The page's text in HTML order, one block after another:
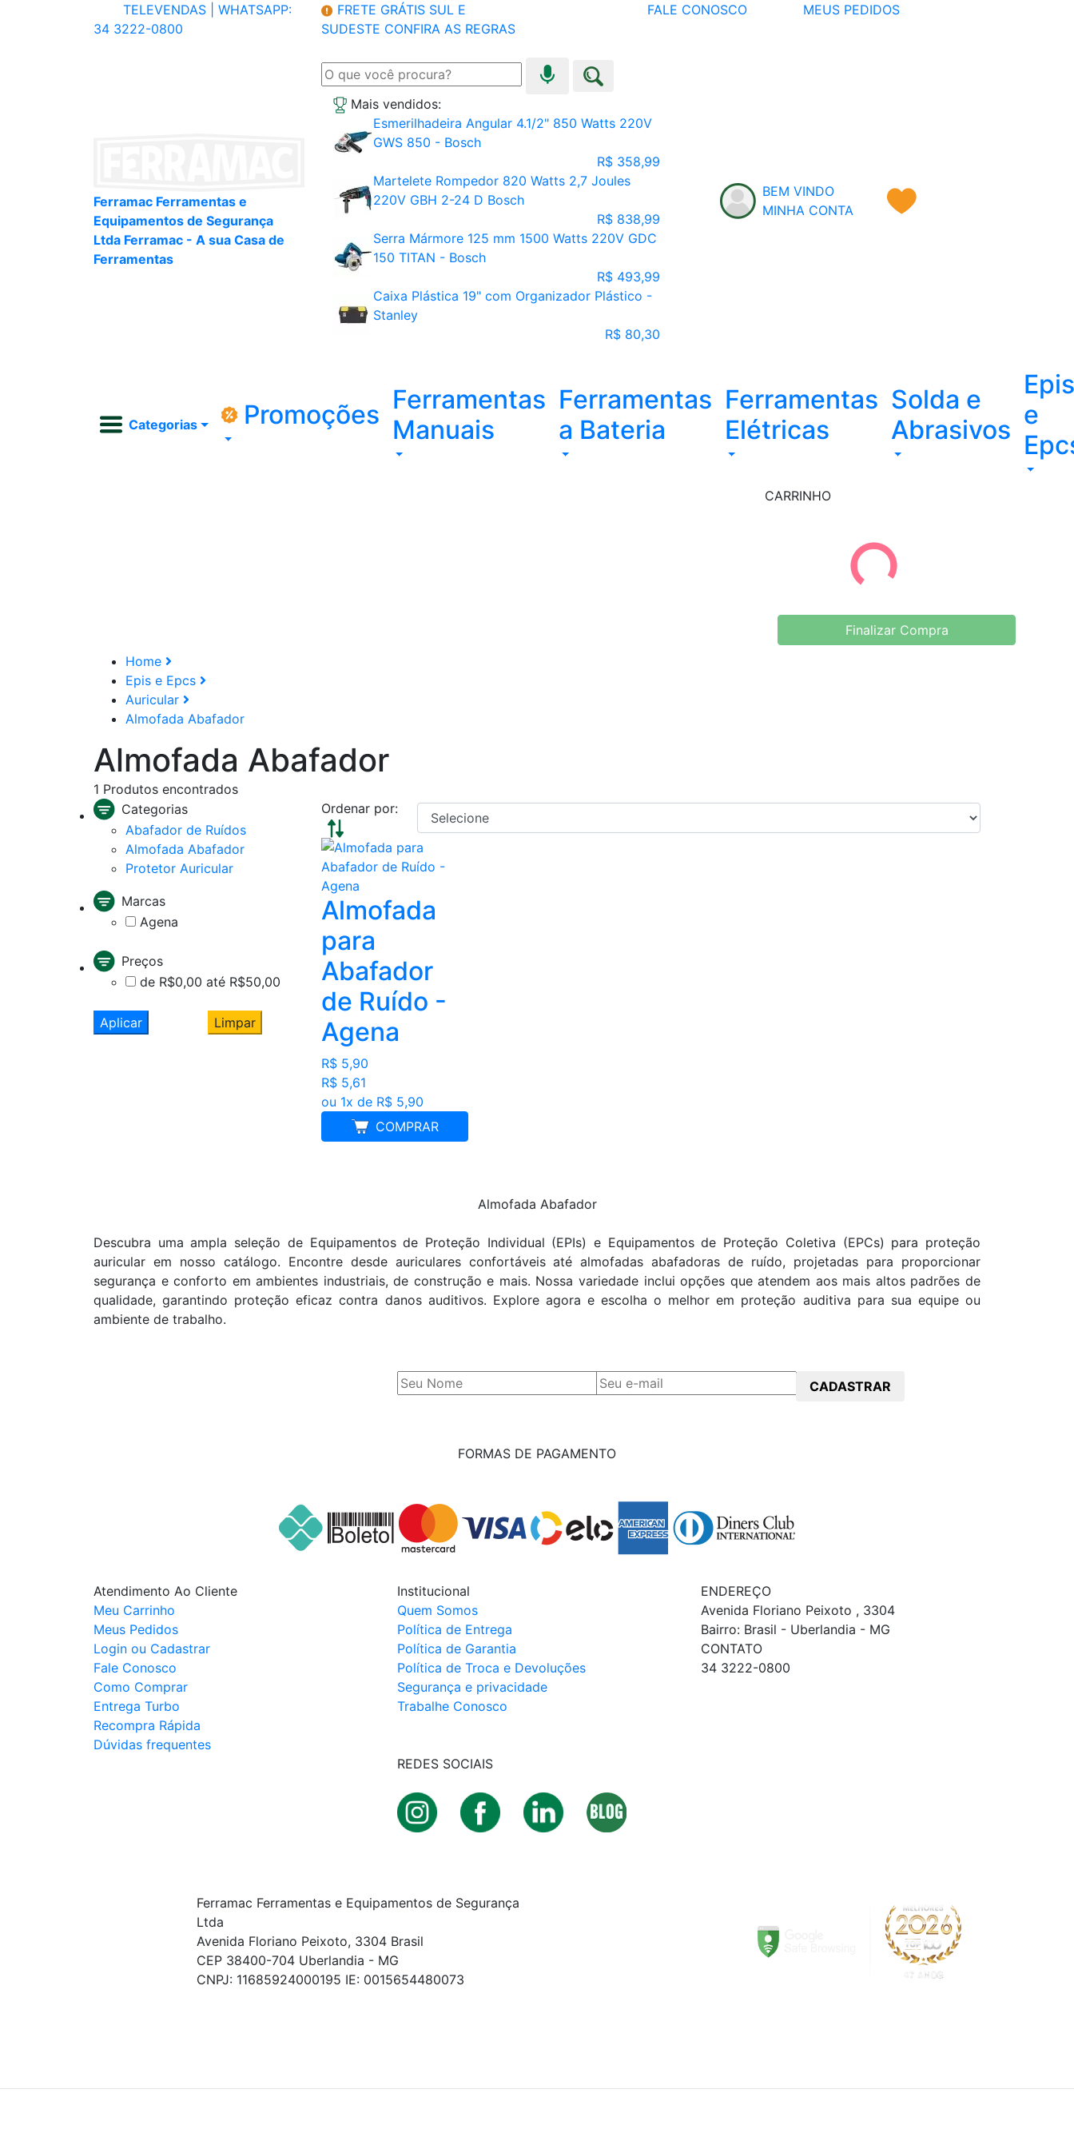
TELEVENDAS |
WHATSAPP:
34 3222-0800
FRETE GRÁTIS SUL E
SUDESTE CONFIRA AS REGRAS
FALE CONOSCO MEUS PEDIDOS
Ferramac Ferramentas e
Equipamentos de Segurança
Ltda Ferramac - A sua Casa de
Ferramentas
Mais vendidos:
Esmerilhadeira Angular 4.1/2" 850 Watts 220V
GWS 850 - Bosch
R$ 358,99
Martelete Rompedor 820 Watts 2,7 Joules
220V GBH 2-24 D Bosch
R$ 838,99
Serra Mármore 125 mm 1500 Watts 220V GDC
150 TITAN - Bosch
R$ 493,99
Caixa Plástica 19" com Organizador Plástico -
Stanley
R$ 80,30
BEM VINDO
MINHA CONTA
Categorias Promoções Ferramentas
Manuais
Ferramentas
a Bateria
Ferramentas
Elétricas
Solda e
Abrasivos
Epis
e
CARRINHO
Finalizar Compra
Home
Epis e Epcs
Auricular
Almofada Abafador
Almofada Abafador
1 Produtos encontrados
Categorias
Abafador de Ruídos
Almofada Abafador
Protetor Auricular
Marcas
Agena
Preços
de R$0,00 até R$50,00
Aplicar Limpar
Ordenar por:
Almofada
para
Abafador
de Ruído -
Agena
R$ 5,90
R$ 5,61
ou 1x de R$ 5,90
COMPRAR
Almofada Abafador
Descubra uma ampla seleção de Equipamentos de Proteção Individual (EPIs) e Equipamentos de Proteção Coletiva (EPCs) para proteção
auricular em nosso catálogo. Encontre desde auriculares confortáveis até almofadas abafadoras de ruído, projetadas para proporcionar
segurança e conforto em ambientes industriais, de construção e mais. Nossa variedade inclui opções que atendem aos mais altos padrões de
qualidade, garantindo proteção eficaz contra danos auditivos. Explore agora e escolha o melhor em proteção auditiva para sua equipe ou
ambiente de trabalho.
CADASTRAR
FORMAS DE PAGAMENTO
Atendimento Ao Cliente
Meu Carrinho
Meus Pedidos
Login ou Cadastrar
Fale Conosco
Como Comprar
Entrega Turbo
Recompra Rápida
Dúvidas frequentes
Institucional
Quem Somos
Política de Entrega
Política de Garantia
Política de Troca e Devoluções
Segurança e privacidade
Trabalhe Conosco
ENDEREÇO
Avenida Floriano Peixoto , 3304
Bairro: Brasil - Uberlandia - MG
CONTATO
34 3222-0800
REDES SOCIAIS
Ferramac Ferramentas e Equipamentos de Segurança
Ltda
Avenida Floriano Peixoto, 3304 Brasil
CEP 38400-704 Uberlandia - MG
CNPJ: 11685924000195 IE: 0015654480073